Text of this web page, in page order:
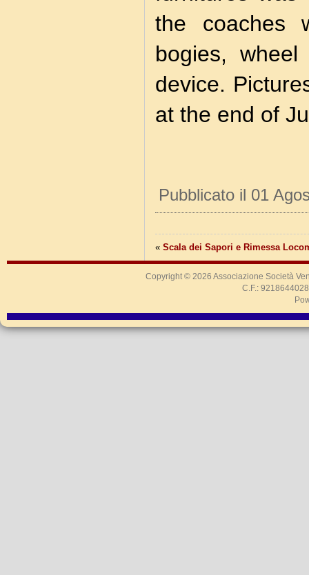
the coaches
bogies,
device.
at the end of
Pubblicato il 01
« Scala dei Sapori e Rimessa
Copyright © 2026 Associazione Società
C.F.: